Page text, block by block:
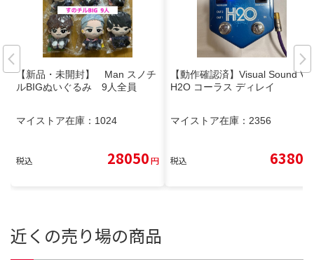
【新品・未開封】 Man スノチ
ルBIGぬいぐるみ 9人全員
マイストア在庫： 1024
税込 28050円
【動作確認済】Visual Sound V2
H2O コーラス ディレイ
マイストア在庫： 2356
税込 6380
近くの売り場の商品